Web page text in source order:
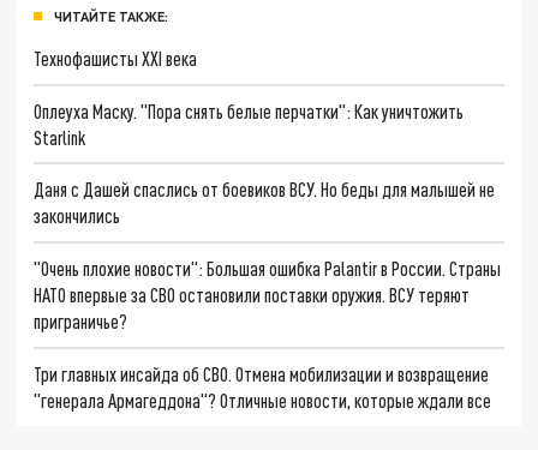
ЧИТАЙТЕ ТАКЖЕ:
Технофашисты XXI века
Оплеуха Маску. "Пора снять белые перчатки": Как уничтожить
Starlink
Даня с Дашей спаслись от боевиков ВСУ. Но беды для малышей не
закончились
"Очень плохие новости": Большая ошибка Palantir в России. Страны
НАТО впервые за СВО остановили поставки оружия. ВСУ теряют
приграничье?
Три главных инсайда об СВО. Отмена мобилизации и возвращение
"генерала Армагеддона"? Отличные новости, которые ждали все